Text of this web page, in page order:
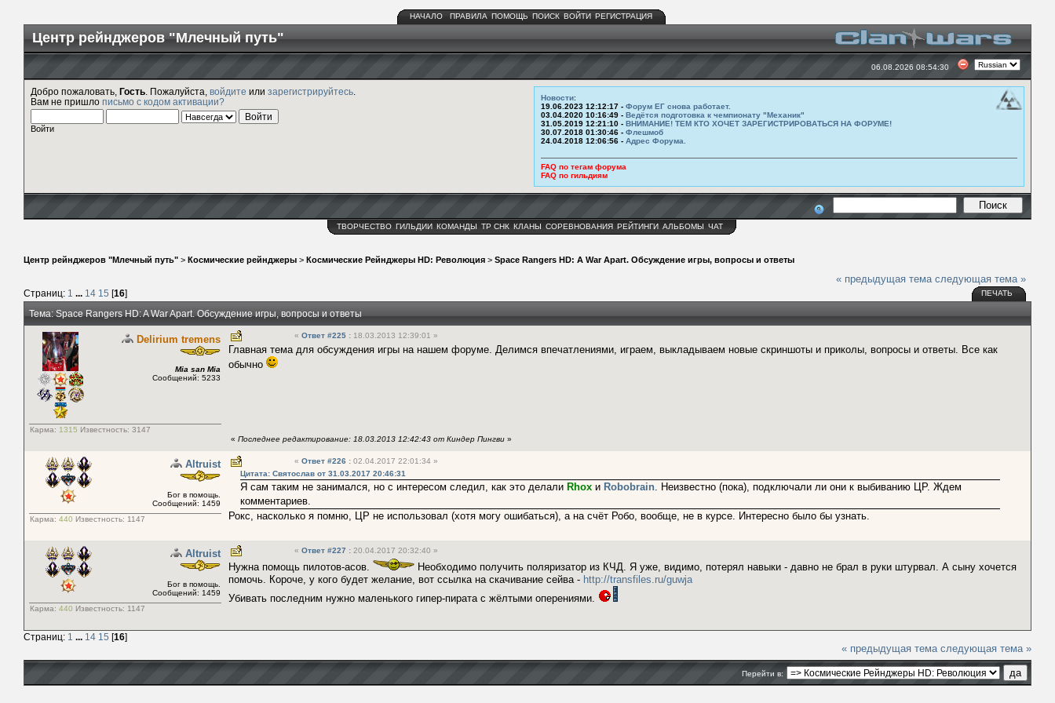
НАЧАЛО ПРАВИЛА ПОМОЩЬ ПОИСК ВОЙТИ РЕГИСТРАЦИЯ
Центр рейнджеров "Млечный путь"
06.08.2026 08:54:30
Добро пожаловать, Гость . Пожалуйста, войдите или зарегистрируйтесь
Вам не пришло письмо с кодом активации?
Войти
Новости:
19.06.2023 12:12:17 - Форум ЕГ снова работает.
03.04.2020 10:16:49 - Ведётся подготовка к чемпионату "Механик"
31.05.2019 12:21:10 - ВНИМАНИЕ! ТЕМ КТО ХОЧЕТ ЗАРЕГИСТРИРОВАТЬСЯ НА ФОРУМЕ!
30.07.2018 01:30:46 - Флешмоб
24.04.2018 12:06:56 - Адрес Форума.
FAQ по тегам форума
FAQ по гильдиям
ТВОРЧЕСТВО ГИЛЬДИИ КОМАНДЫ ТР СНК КЛАНЫ СОРЕВНОВАНИЯ РЕЙТИНГИ АЛЬБОМЫ ЧАТ
Центр рейнджеров "Млечный путь" > Космические рейнджеры > Космические Рейнджеры HD: Революция > Space Rangers HD: A War Apart. Обсуждение игры, вопросы и ответы
Страниц: 1 ... 14 15 [16]
« предыдущая тема следующая тема »
ПЕЧАТЬ
Тема: Space Rangers HD: A War Apart. Обсуждение игры, вопросы и ответы
Delirium tremens
Mia san Mia
Сообщений: 5233
Карма: 1315 Известность: 3147
« Ответ #225 : 18.03.2013 12:39:01 »
Главная тема для обсуждения игры на нашем форуме. Делимся впечатлениями, играем, выкладываем новые скриншоты и приколы, вопросы и ответы. Все как
обычно
« Последнее редактирование: 18.03.2013 12:42:43 от Киндер Пингви »
Altruist
Бог в помощь.
Сообщений: 1459
Карма: 440 Известность: 1147
« Ответ #226 : 02.04.2017 22:01:34 »
Цитата: Святослав от 31.03.2017 20:46:31
Я сам таким не занимался, но с интересом следил, как это делали Rhox и Robobrain. Неизвестно (пока), подключали ли они к выбиванию ЦР. Ждем
комментариев.
Рокс, насколько я помню, ЦР не использовал (хотя могу ошибаться), а на счёт Робо, вообще, не в курсе. Интересно было бы узнать.
Altruist
Бог в помощь.
Сообщений: 1459
Карма: 440 Известность: 1147
« Ответ #227 : 20.04.2017 20:32:40 »
Нужна помощь пилотов-асов.
Необходимо получить поляризатор из КЧД. Я уже, видимо, потерял навыки - давно не брал в руки штурвал. А сыну хочется
помочь. Короче, у кого будет желание, вот ссылка на скачивание сейва - http://transfiles.ru/guwja
Убивать последним нужно маленького гипер-пирата с жёлтыми оперениями.
Страниц: 1 ... 14 15 [16]
« предыдущая тема следующая тема »
Перейти в: